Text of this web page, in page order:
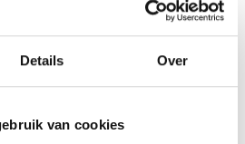
Details Over
van cookies